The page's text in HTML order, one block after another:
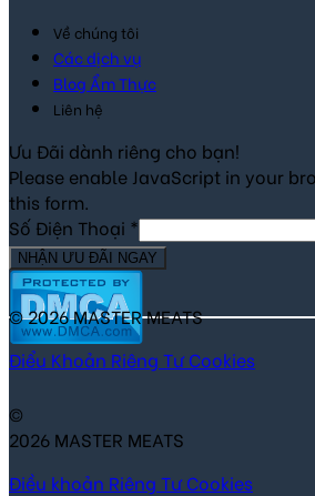
Về chúng tôi
Các dịch vụ
Blog Ẩm Thực
Liên hệ
Ưu Đãi dành riêng cho bạn!
Please enable JavaScript in your
this form.
Số Điện Thoại *
NHẬN ƯU ĐÃI NGAY
© 2026 MASTER MEATS
Điểu Khoản Riêng Tư Cookies
©
2026 MASTER MEATS
Điều khoản Riêng Tư Cookies